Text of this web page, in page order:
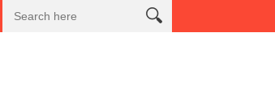
Ke-81 Kemerdekaan RI Bersama Pemkab